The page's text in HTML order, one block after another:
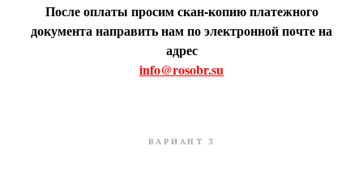
После оплаты просим скан-копию платежного
документа направить нам по электронной почте на
адрес
info@rosobr.su
ВАРИАНТ 3